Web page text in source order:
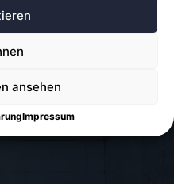
ansehen
Impressum